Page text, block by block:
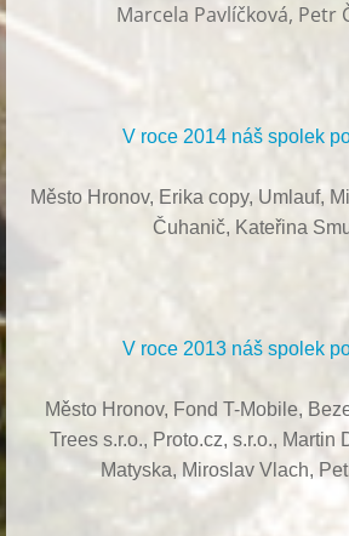
Marcela Pavlíčková, Petr
V roce 2014 náš spolek
Město Hronov, Erika copy, Umlauf,
Čuhanič, Kateřina
V roce 2013 náš spolek
Město Hronov, Fond T-Mobile,
Trees s.r.o., Proto.cz, s.r.o., Martin
Matyska, Miroslav Vlach,